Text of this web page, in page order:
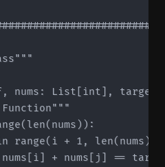
nums: List[int],
range(i + 1, len(nums)):
+ nums[j] ==